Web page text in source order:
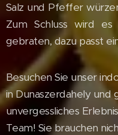
Salz und Pfeffer
Zum Schluss wird
gebraten, dazu passt
Besuchen Sie unser
in Dunaszerdahely und
unvergessliches
Team! Sie brauchen